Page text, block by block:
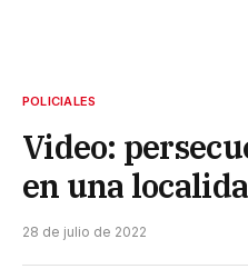
POLICIALES
Video:
en una
28 de julio de 2022